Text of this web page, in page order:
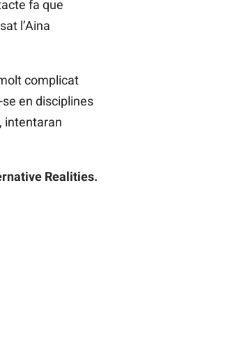
fa que
l’Aina
complicat
en disciplines
intentaran
Realities.